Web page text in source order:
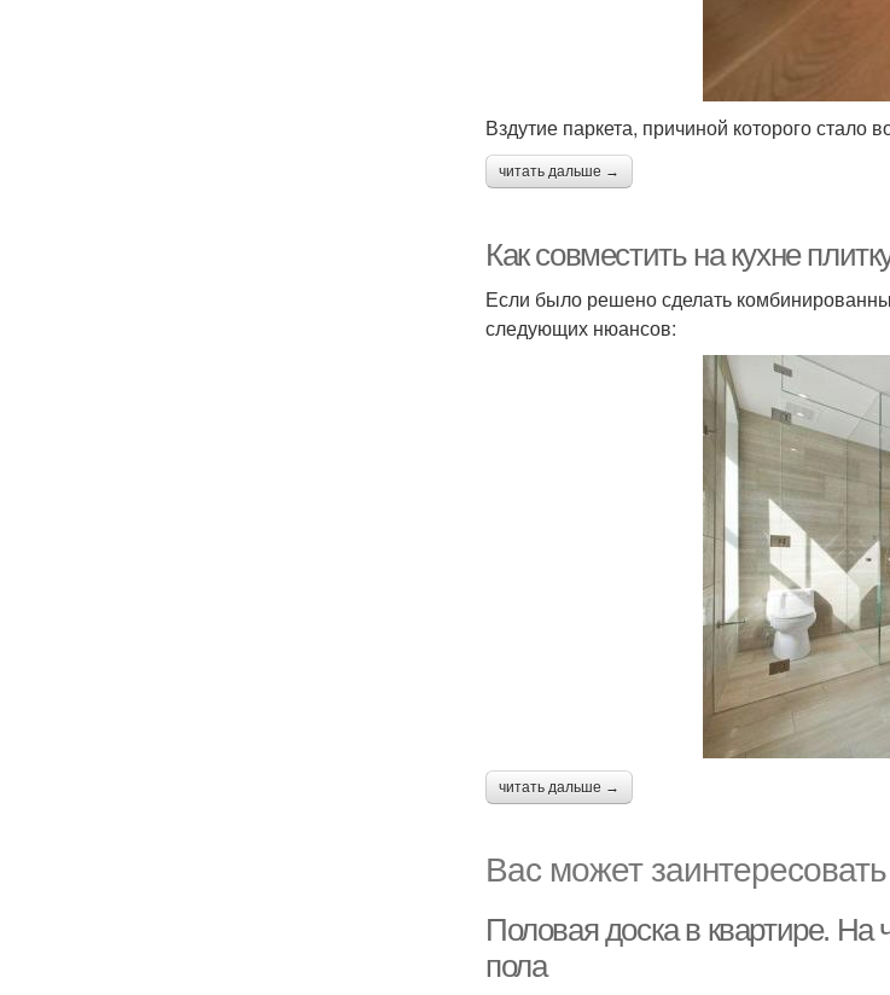
Вздутие паркета, причиной которого стало
читать дальше →
Как совместить на кухне
Если было решено сделать
следующих нюансов:
читать дальше →
Вас может заинтересовать
Половая доска в квартире. На
пола